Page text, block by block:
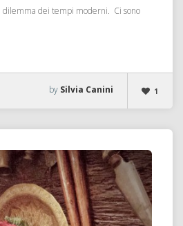
dilemma dei tempi moderni. Ci sono
1
by Silvia Canini